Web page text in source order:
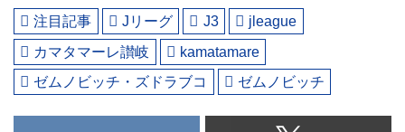
注目記事 Jリーグ J3
jleague
カマタマーレ讃岐
kamatamare
ゼムノビッチ・ズドラブコ
ゼムノビッチ